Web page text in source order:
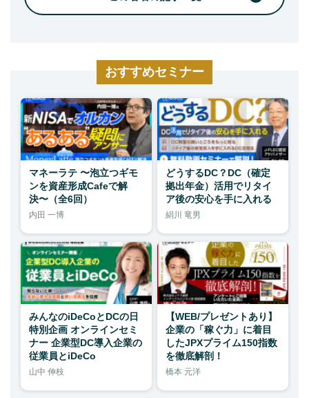
おすすめセミナー
マネーラテ 〜泡立つギモ
ンを資産形成Cafeで解
決〜（全6回）
内田 一博
どうするDC？DC（確定
拠出年金）活用でリタイ
ア後の安心を手に入れる
絹川 竜男
みんなのiDeCoとDCの日
特別企画 オンラインセミ
ナー 企業型DC導入企業の
従業員とiDeCo
山中 伸枝
【WEB/プレゼントあり】
企業の「稼ぐ力」に着目
したJPXプライム150指数
を徹底解剖！
橋本 元洋